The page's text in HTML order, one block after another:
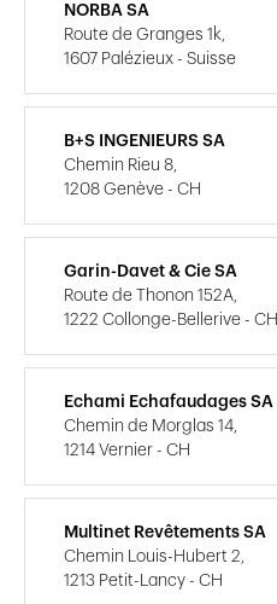
NORBA SA
Route de Granges 1k,
1607 Palézieux - Suisse
B+S INGENIEURS SA
Chemin Rieu 8,
1208 Genève - CH
Garin-Davet & Cie SA
Route de Thonon 152A,
1222 Collonge-Bellerive - CH
Echami Echafaudages SA
Chemin de Morglas 14,
1214 Vernier - CH
Multinet Revêtements SA
Chemin Louis-Hubert 2,
1213 Petit-Lancy - CH